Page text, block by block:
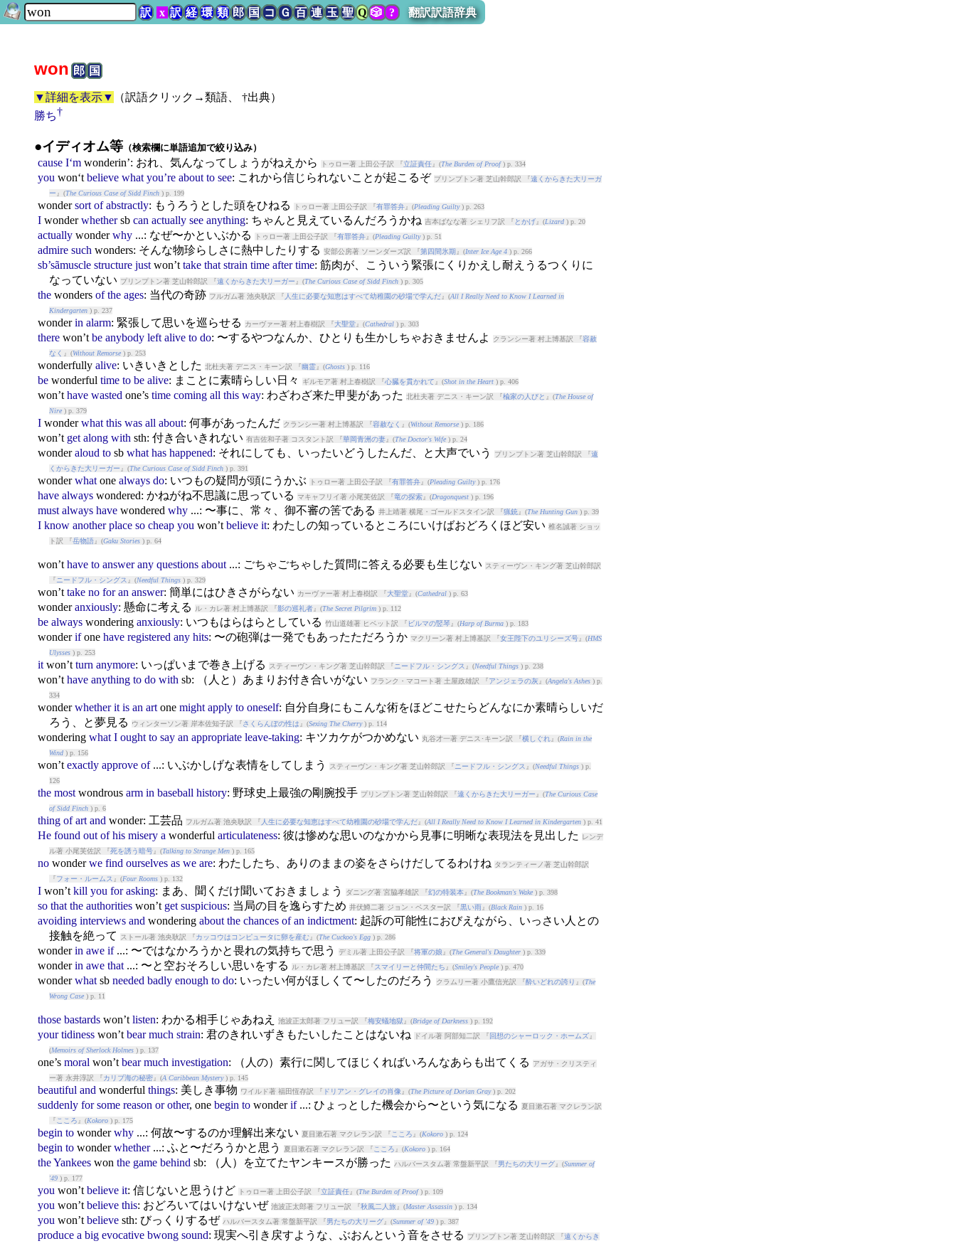
訳 x 訳 経 環 類 郎 国 コ Ｇ 百 連 玉 聖 Q 🎲? 翻訳訳語辞典
won郎 国
▼詳細を表示▼ （訳語クリック→類語、 †出典）
勝ち†
●イディオム等 （検索欄に単語追加で絞り込み）
cause I‘m wonderin’: おれ、気んなってしょうがねえから トゥロー著 上田公子訳 『 立証責任』(The Burden of Proof) p. 334
you won‘tbelieve what you’re about to see: これから信じられないことが起こるぞ プリンプトン著 芝山幹郎訳 『遠くからきた大リーガ
ー 』(The Curious Case of Sidd Finch) p. 199
wondersort of abstractly: もうろうとした頭をひねる トゥロー著 上田公子訳 『有罪答弁』(Pleading Guilty) p. 263
I wonderwhethersb can actually see anything: ちゃんと見えているんだろうかね 吉本ばなな著 シェリフ訳 『 とかげ 』(Lizard) p. 20
actually wonderwhy...: なぜ〜かといぶかる トゥロー著 上田公子訳 『有罪答弁』(Pleading Guilty) p. 51
admire such wonders: そんな物珍らしさに熱中したりする 安部公房著 ソーンダーズ訳 『第四間氷期 』(Inter Ice Age 4) p. 266
sb’sãmuscle structure just won’ttake that strain time after time: 筋肉が、こういう緊張にくりかえし耐えうるつくりに
なっていない プリンプトン著 芝山幹郎訳 『遠くからきた大リーガー 』(The Curious Case of Sidd Finch) p. 305
the wonders of the ages: 当代の奇跡 フルガム著 池央耿訳 『 人生に必要な知恵はすべて幼稚園の砂場で学んだ』(All I Really Need to Know I Learned in
Kindergarten) p. 237
wonderin alarm: 緊張して思いを巡らせる カーヴァー著 村上春樹訳 『 大聖堂』(Cathedral) p. 303
there won’tbe anybody left alive to do: 〜するやつなんか、ひとりも生かしちゃおきませんよ クランシー著 村上博基訳 『容赦
なく 』(Without Remorse) p. 253
wonderfully alive: いきいきとした 北杜夫著 デニス・キーン訳 『 幽霊』(Ghosts) p. 116
be wonderful time to be alive: まことに素晴らしい日々 ギルモア著 村上春樹訳 『心臓を貫かれて 』(Shot in the Heart) p. 406
won’thave wastedone’s time coming all this way: わざわざ来た甲斐があった 北杜夫著 デニス・キーン訳 『楡家の人びと 』(The House of
Nire) p. 379
I wonderwhat this was all about: 何事があったんだ クランシー著 村上博基訳 『容赦なく 』(Without Remorse) p. 186
won’t get along withsth: 付き合いきれない 有吉佐和子著 コスタント訳 『華岡青洲の妻』(The Doctor's Wife) p. 24
wonderaloud tosb what has happened: それにしても、いったいどうしたんだ、と大声でいう プリンプトン著 芝山幹郎訳 『遠
くからきた大リーガー 』(The Curious Case of Sidd Finch) p. 391
wonderwhatone always do: いつもの疑問が頭にうかぶ トゥロー著 上田公子訳 『有罪答弁』(Pleading Guilty) p. 176
have always wondered: かねがね不思議に思っている マキャフリイ著 小尾芙佐訳 『竜の探索』(Dragonquest) p. 196
must always have wondered why...: 〜事に、常々、御不審の筈である 井上靖著 横尾・ゴールドスタイン訳 『猟銃』(The Hunting Gun) p. 39
I know another place so cheap you won’tbelieve it: わたしの知っているところにいけばおどろくほど安い 椎名誠著 ショッ
ト訳 『岳物語』(Gaku Stories) p. 64
won’thave to answer any questions about...: ごちゃごちゃした質問に答える必要も生じない スティーヴン・キング著 芝山幹郎訳
『 ニードフル・シングス 』(Needful Things) p. 329
won’ttake no for an answer: 簡単にはひきさがらない カーヴァー著 村上春樹訳 『 大聖堂』(Cathedral) p. 63
wonderanxiously: 懸命に考える ル・カレ著 村上博基訳 『影の巡礼者』(The Secret Pilgrim) p. 112
be always wondering anxiously: いつもはらはらとしている 竹山道雄著 ヒベット訳 『 ビルマの竪琴』(Harp of Burma) p. 183
wonderifone have registered any hits: 〜の砲弾は一発でもあったただろうか マクリーン著 村上博基訳 『女王陛下のユリシーズ号』(HMS
Ulysses) p. 253
it won’tturn anymore: いっぱいまで巻き上げる スティーヴン・キング著 芝山幹郎訳 『 ニードフル・シングス 』(Needful Things) p. 238
won’thave anything to do withsb: （人と）あまりお付き合いがない フランク・マコート著 土屋政雄訳 『 アンジェラの灰』(Angela's Ashes) p.
334
wonderwhether it is an artone might apply to oneself: 自分自身にもこんな術をほどこせたらどんなにか素晴らしいだ
ろう、と夢見る
ウィンターソン著 岸本佐知子訳 『 さくらんぼの性は 』(Sexing The Cherry) p. 114
wondering what I ought to say an appropriate leave-taking: キツカケがつかめない 丸谷才一著 デニス･キーン訳 『横しぐれ』(Rain in the
Wind) p. 156
won’texactly approve of...: いぶかしげな表情をしてしまう スティーヴン・キング著 芝山幹郎訳 『 ニードフル・シングス 』(Needful Things) p.
126
the most wondrous arm in baseball history: 野球史上最強の剛腕投手 プリンプトン著 芝山幹郎訳 『遠くからきた大リーガー 』(The Curious Case
of Sidd Finch) p. 6
thing of art and wonder: 工芸品 フルガム著 池央耿訳 『 人生に必要な知恵はすべて幼稚園の砂場で学んだ』(All I Really Need to Know I Learned in Kindergarten) p. 41
He found out of his misery a wonderful articulateness: 彼は惨めな思いのなかから見事に明晰な表現法を見出した
レンデ
ル著 小尾芙佐訳 『死を誘う暗号』(Talking to Strange Men) p. 165
no wonderwe find ourselves as we are: わたしたち、ありのままの姿をさらけだしてるわけね タランティーノ著 芝山幹郎訳
『 フォー・ルームス 』(Four Rooms) p. 132
I won’tkill you for asking: まあ、聞くだけ聞いておきましょう ダニング著 宮脇孝雄訳 『幻の特装本』(The Bookman's Wake) p. 398
so that the authorities won’t get suspicious: 当局の目を逸らすため 井伏鱒二著 ジョン・ベスター訳 『黒い雨 』(Black Rain) p. 16
avoiding interviews and wondering about the chances of an indictment: 起訴の可能性におびえながら、いっさい人との
接触を絶って
ストール著 池央耿訳 『 カッコウはコンピュータに卵を産む』(The Cuckoo's Egg) p. 286
wonderin awe if...: 〜ではなかろうかと畏れの気持ちで思う デミル著 上田公子訳 『将軍の娘 』(The General's Daughter) p. 339
wonderin awe that...: 〜と空おそろしい思いをする ル・カレ著 村上博基訳 『 スマイリーと仲間たち 』(Smiley's People) p. 470
wonderwhatsb needed badly enough to do: いったい何がほしくて〜したのだろう クラムリー著 小鷹信光訳 『酔いどれの誇り 』(The
Wrong Case) p. 11
those bastards won’tlisten: わかる相手じゃあねえ 池波正太郎著 フリュー訳 『梅安蟻地獄 』(Bridge of Darkness) p. 192
your tidiness won’tbear much strain: 君のきれいずきもたいしたことはないね ドイル著 阿部知二訳 『 回想のシャーロック・ホームズ 』
(Memoirs of Sherlock Holmes) p. 137
one’s moral won’tbear much investigation: （人の）素行に関してほじくればいろんなあらも出てくる
アガサ・クリスティ
ー著 永井淳訳 『 カリブ海の秘密』(A Caribbean Mystery) p. 145
beautiful and wonderful things: 美しき事物 ワイルド著 福田恆存訳 『 ドリアン・グレイの肖像』(The Picture of Dorian Gray) p. 202
suddenly for some reason or other, one begin to wonderif...: ひょっとした機会から〜という気になる 夏目漱石著 マクレラン訳
『 こころ 』(Kokoro) p. 175
begin to wonderwhy...: 何故〜するのか理解出来ない 夏目漱石著 マクレラン訳 『 こころ 』(Kokoro) p. 124
begin to wonderwhether...: ふと〜だろうかと思う 夏目漱石著 マクレラン訳 『 こころ 』(Kokoro) p. 164
theYankees won the game behindsb: （人）を立てたヤンキースが勝った ハルバースタム著 常盤新平訳 『 男たちの大リーグ』(Summer of
'49) p. 177
you won’tbelieve it: 信じないと思うけど トゥロー著 上田公子訳 『 立証責任』(The Burden of Proof) p. 109
you won’tbelieve this: おどろいてはいけないぜ 池波正太郎著 フリュー訳 『秋風二人旅』(Master Assassin) p. 134
you won’tbelievesth: びっくりするぜ ハルバースタム著 常盤新平訳 『 男たちの大リーグ』(Summer of '49) p. 387
produce a big evocative bwong sound: 現実へ引き戻すような、ぶおんという音をさせる プリンプトン著 芝山幹郎訳 『遠くからき